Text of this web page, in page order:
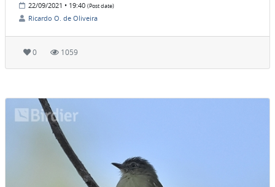
22/09/2021 • 19:40 (Post date)
Ricardo O. de Oliveira
0 1059